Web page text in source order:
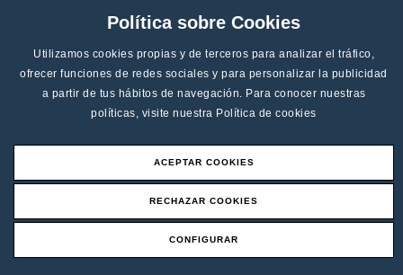
Política sobre Cookies
Utilizamos cookies propias y de terceros para analizar el tráfico,
ofrecer funciones de redes sociales y para personalizar la publicidad
a partir de tus hábitos de navegación. Para conocer nuestras
políticas, visite nuestra Política de cookies
ACEPTAR COOKIES
RECHAZAR COOKIES
CONFIGURAR
Aviso legal
Canal de denucias